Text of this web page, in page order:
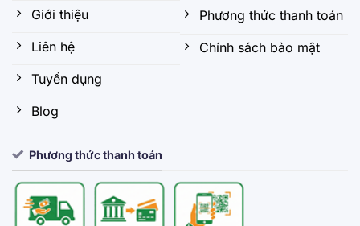
Giới thiệu
Liên hệ
Tuyển dụng
Blog
Phương thức thanh toán
Chính sách bảo mật
Phương thức thanh toán